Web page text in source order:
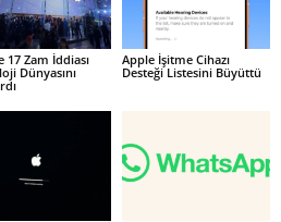
17 Zam İddiası
Dünyasını
Apple İşitme Cihazı
Desteği Listesini Büyüttü